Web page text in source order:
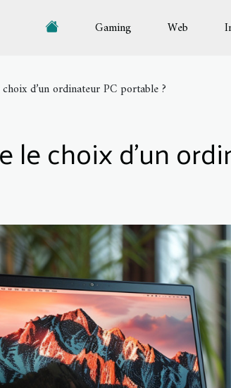
Gaming Web
d’un ordinateur PC portable ?
choix d’un